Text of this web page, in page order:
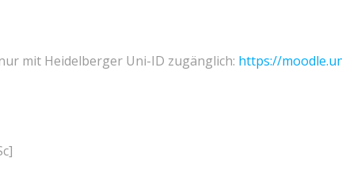
mit Heidelberger Uni-ID zugänglich: https://